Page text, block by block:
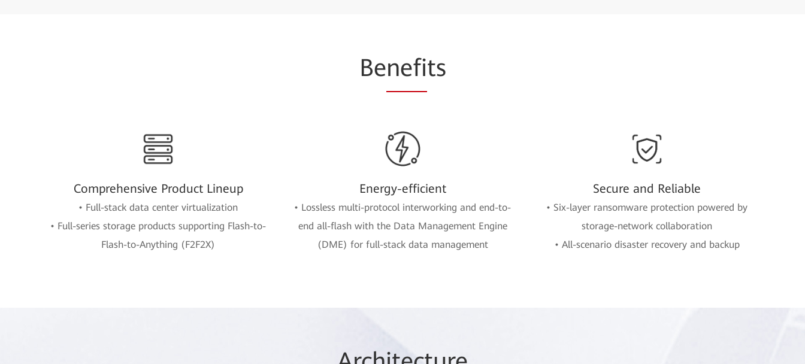
Benefits
Comprehensive Product Lineup
• Full-stack data center virtualization
• Full-series storage products supporting Flash-to-
Flash-to-Anything (F2F2X)
Energy-efficient
• Lossless multi-protocol interworking and end-to-
end all-flash with the Data Management Engine
(DME) for full-stack data management
Secure and Reliable
• Six-layer ransomware protection powered by
storage-network collaboration
• All-scenario disaster recovery and backup